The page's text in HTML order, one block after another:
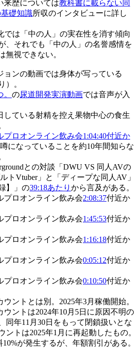
来歴については教科書に載らない同
礎知識所収のインタビューに詳し
では「中の人」の実在性を消す傾向
、それでも「中の人」の名誉感情を
無視できない。
ョンの動画では身体が写っている
）。
の尿道開発実演動画では音声が入
している射精を控え果物中心の食生
プロオンライン飲み会1:04:40付近か
になっていることを約10年間知らな
との対談「DWU VS 同人AVの
トVtuber」と「ディープな同人AV」
】」の39:18あたり から言及がある。
プロオンライン飲み会2:08:37付近か
プロオンライン飲み会1:45:53付近か
プロオンライン飲み会1:16:18付近か
プロオンライン飲み会0:05:12付近か
プロオンライン飲み会0:10:50付近か
ントとは別。2025年3月稼働開始。
ウントは2024年10月5日に原因不明の
同年11月30日をもって閉鎖扱いとな
ントは2025年1月に再起動したもの。
10%が発生するが、年額割引がある。